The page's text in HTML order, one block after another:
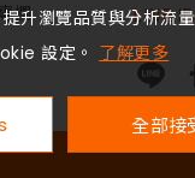
欄
LINE
升瀏覽品質與分析流
設定。 了解更多
全部接